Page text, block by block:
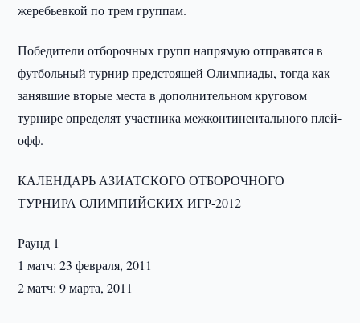
жеребьевкой по трем группам.
Победители отборочных групп напрямую отправятся в
футбольный турнир предстоящей Олимпиады, тогда как
занявшие вторые места в дополнительном круговом
турнире определят участника межконтинентального плей-
офф.
КАЛЕНДАРЬ АЗИАТСКОГО ОТБОРОЧНОГО
ТУРНИРА ОЛИМПИЙСКИХ ИГР-2012
Раунд 1
1 матч: 23 февраля, 2011
2 матч: 9 марта, 2011